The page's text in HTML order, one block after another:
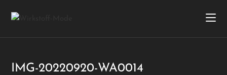
IMG-20220920-WA0014